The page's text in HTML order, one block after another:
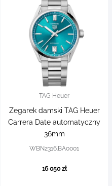
TAG Heuer
Zegarek damski TAG Heuer
Carrera Date automatyczny
36mm
WBN2316.BA0001
16 050 zł